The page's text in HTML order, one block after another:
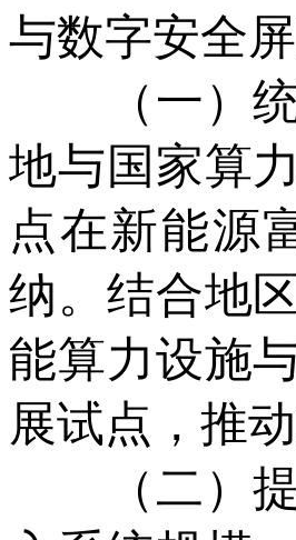
与数字安全屏
（一）统
地与国家算
点在新能源
纳。结合地
能算力设施
展试点，推
（二）提